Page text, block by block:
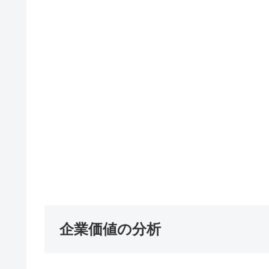
企業価値の分析